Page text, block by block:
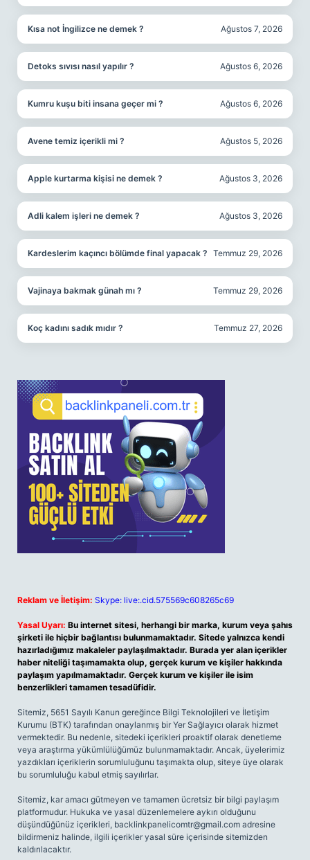
Kısa not İngilizce ne demek ? Ağustos 7, 2026
Detoks sıvısı nasıl yapılır ? Ağustos 6, 2026
Kumru kuşu biti insana geçer mi ? Ağustos 6, 2026
Avene temiz içerikli mi ? Ağustos 5, 2026
Apple kurtarma kişisi ne demek ? Ağustos 3, 2026
Adli kalem işleri ne demek ? Ağustos 3, 2026
Kardeslerim kaçıncı bölümde final yapacak ? Temmuz 29, 2026
Vajinaya bakmak günah mı ? Temmuz 29, 2026
Koç kadını sadık mıdır ? Temmuz 27, 2026
Reklam ve İletişim: Skype: live:.cid.575569c608265c69
Yasal Uyarı: Bu internet sitesi, herhangi bir marka, kurum veya şahıs
şirketi ile hiçbir bağlantısı bulunmamaktadır. Sitede yalnızca kendi
hazırladığımız makaleler paylaşılmaktadır. Burada yer alan içerikler
haber niteliği taşımamakta olup, gerçek kurum ve kişiler hakkında
paylaşım yapılmamaktadır. Gerçek kurum ve kişiler ile isim
benzerlikleri tamamen tesadüfidir.
Sitemiz, 5651 Sayılı Kanun gereğince Bilgi Teknolojileri ve İletişim
Kurumu (BTK) tarafından onaylanmış bir Yer Sağlayıcı olarak hizmet
vermektedir. Bu nedenle, sitedeki içerikleri proaktif olarak denetleme
veya araştırma yükümlülüğümüz bulunmamaktadır. Ancak, üyelerimiz
yazdıkları içeriklerin sorumluluğunu taşımakta olup, siteye üye olarak
bu sorumluluğu kabul etmiş sayılırlar.
Sitemiz, kar amacı gütmeyen ve tamamen ücretsiz bir bilgi paylaşım
platformudur. Hukuka ve yasal düzenlemelere aykırı olduğunu
düşündüğünüz içerikleri, backlinkpanelicomtr@gmail.com adresine
bildirmeniz halinde, ilgili içerikler yasal süre içerisinde sitemizden
kaldırılacaktır.